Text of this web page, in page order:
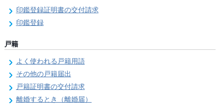
印鑑登録証明書の交付請求
印鑑登録
戸籍
よく使われる戸籍用語
その他の戸籍届出
戸籍証明書の交付請求
離婚するとき（離婚届）